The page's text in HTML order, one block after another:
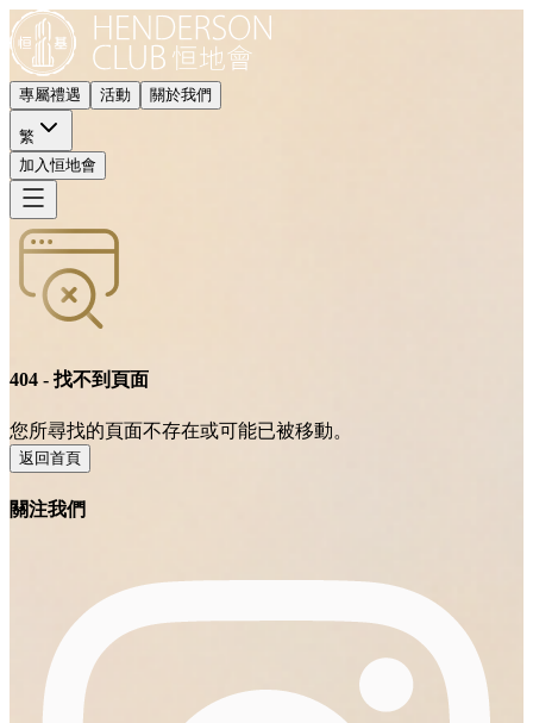
專屬禮遇 活動 關於我們
繁
加入恒地會
404 - 找不到頁面
您所尋找的頁面不存在或可能已被移動。
返回首頁
關注我們